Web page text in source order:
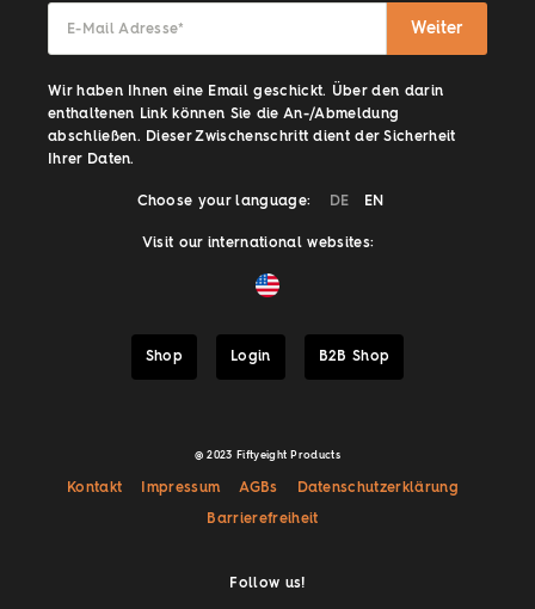
E-Mail Adresse* Weiter
Wir haben Ihnen eine Email geschickt. Über den darin
enthaltenen Link können Sie die An-/Abmeldung
abschließen. Dieser Zwischenschritt dient der Sicherheit
Ihrer Daten.
Choose your language: DE EN
Visit our international websites:
Shop Login B2B Shop
@ 2023 Fiftyeight Products
Kontakt Impressum AGBs Datenschutzerklärung
Barrierefreiheit
Follow us!